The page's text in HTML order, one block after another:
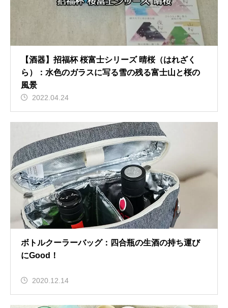
【酒器】招福杯 桜富士シリーズ 晴桜（はれざく
ら）：水色のガラスに写る雪の残る富士山と桜の
風景
2022.04.24
ボトルクーラーバッグ：四合瓶の生酒の持ち運び
にGood！
2020.12.14